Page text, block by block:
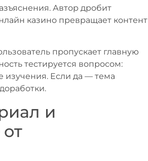
Автор дробит
казино превращает контент
пропускает главную
тестируется вопросом:
изучения. Если да — тема
и